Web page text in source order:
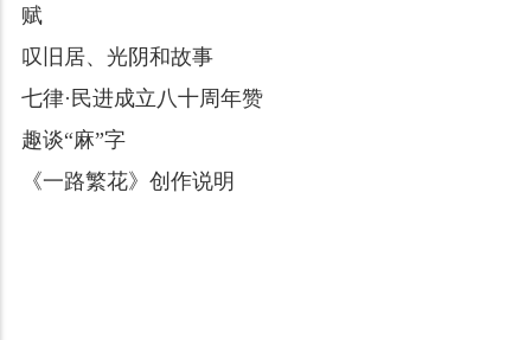
赋
叹旧居、光阴和故事
七律·民进成立八十周年赞
趣谈“麻”字
《一路繁花》创作说明